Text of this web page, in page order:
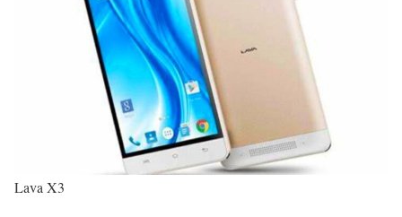
Lava X3